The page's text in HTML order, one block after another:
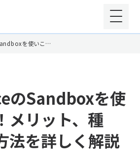
を使いこ…
のSandboxを使
メリット、種
法を詳しく解説